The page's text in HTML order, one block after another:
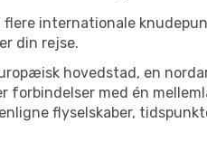
internationale
din rejse.
hovedstad, en
forbindelser med én
flyselskaber,